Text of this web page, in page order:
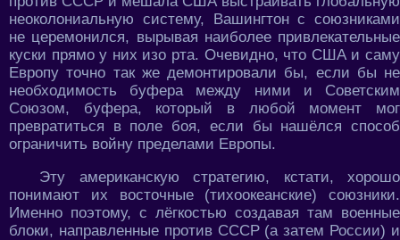
неоколониальную систему, Вашингтон с союзниками
не церемонился, вырывая наиболее привлекательные
куски прямо у них изо рта. Очевидно, что США и саму
Европу точно так же демонтировали бы, если бы не
необходимость буфера между ними и Советским
Союзом, буфера, который в любой момент мог
превратиться в поле боя, если бы нашёлся способ
ограничить войну пределами Европы.
Эту американскую стратегию, кстати, хорошо
понимают их восточные (тихоокеанские) союзники.
Именно поэтому, с лёгкостью создавая там военные
блоки, направленные против СССР (а затем России) и